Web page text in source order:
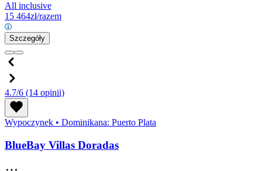
All inclusive
15 464zł/razem
Szczegóły
4.7/6 (14 opinii)
Wypoczynek • Dominikana: Puerto Plata
BlueBay Villas Doradas